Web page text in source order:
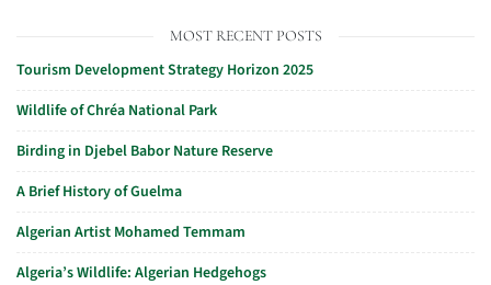
MOST RECENT POSTS
Tourism Development Strategy Horizon 2025
Wildlife of Chréa National Park
Birding in Djebel Babor Nature Reserve
A Brief History of Guelma
Algerian Artist Mohamed Temmam
Algeria’s Wildlife: Algerian Hedgehogs